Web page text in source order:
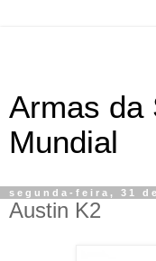
Armas da
Mundial
segunda-feira, 31
Austin K2